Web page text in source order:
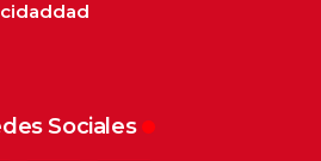
Sociales